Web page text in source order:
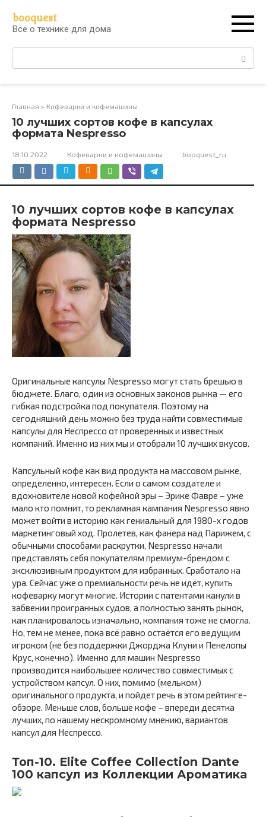
контенту
booquest
Все о технике для дома
Поиск:
Главная » Кофеварки и кофемашины
10 лучших сортов кофе в капсулах
формата Nespresso
18.10.2022 Кофеварки и кофемашины booquest_ru
10 лучших сортов кофе в капсулах
формата Nespresso
Оригинальные капсулы Nespresso могут стать брешью в
бюджете. Благо, один из основных законов рынка — его
гибкая подстройка под покупателя. Поэтому на
сегодняшний день можно без труда найти совместимые
капсулы для Неспрессо от проверенных и известных
компаний. Именно из них мы и отобрали 10 лучших вкусов.
Капсульный кофе как вид продукта на массовом рынке,
определенно, интересен. Если о самом создателе и
вдохновителе новой кофейной эры – Эрике Фавре – уже
мало кто помнит, то рекламная кампания Nespresso явно
может войти в историю как гениальный для 1980-х годов
маркетинговый ход. Пролетев, как фанера над Парижем, с
обычными способами раскрутки, Nespresso начали
представлять себя покупателям премиум-брендом с
эксклюзивным продуктом для избранных. Сработало на
ура. Сейчас уже о премиальности речь не идёт, купить
кофеварку могут многие. Истории с патентами канули в
забвении проигранных судов, а полностью занять рынок,
как планировалось изначально, компания тоже не смогла.
Но, тем не менее, пока всё равно остаётся его ведущим
игроком (не без поддержки Джорджа Клуни и Пенелопы
Крус, конечно). Именно для машин Nespresso
производится наибольшее количество совместимых с
устройством капсул. О них, помимо (мельком)
оригинального продукта, и пойдет речь в этом рейтинге-
обзоре. Меньше слов, больше кофе – впереди десятка
лучших, по нашему нескромному мнению, вариантов
капсул для Неспрессо.
Топ-10. Elite Coffee Collection Dante
100 капсул из Коллекции Ароматика